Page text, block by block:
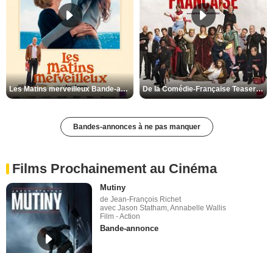
Les Matins merveilleux Bande-annonce VF De la Comédie-Française Teaser VF
Bandes-annonces à ne pas manquer
Films Prochainement au Cinéma
Mutiny
de Jean-François Richet
avec Jason Statham, Annabelle Wallis
Film - Action
Bande-annonce